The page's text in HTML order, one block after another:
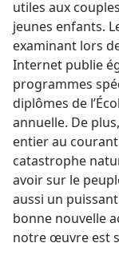
utiles aux
jeunes enfants.
examinant lors
Internet publie
programmes
diplômes de
annuelle. De
entier au
catastrophe
avoir sur le
aussi un
bonne nouvelle
notre œuvre est